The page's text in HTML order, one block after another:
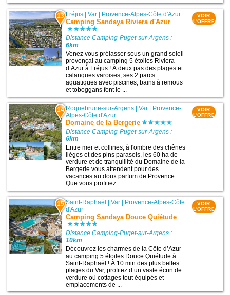
13 Fréjus |Var Provence-Alpes-Côte d'Azur
Camping Sandaya Riviera d'Azur
Distance Camping-Puget-sur-Argens :
6km
Venez vous prélasser sous un grand soleil
provençal au camping 5 étoiles Riviera
d’Azur à Fréjus ! À deux pas des plages et
calanques varoises, ses 2 parcs
aquatiques avec piscines, bains à remous
et toboggans font le ...
VOIR
L'OFFRE
14 Roquebrune-sur-Argens |Var
Provence-
Alpes-Côte d'Azur
Domaine de la Bergerie
Distance Camping-Puget-sur-Argens :
6km
Entre mer et collines, à l'ombre des chênes
lièges et des pins parasols, les 60 ha de
verdure et de tranquillité du Domaine de la
Bergerie vous attendent pour des
vacances au doux parfum de Provence.
Que vous profitiez ...
VOIR
L'OFFRE
15 Saint-Raphaël |Var | Provence-Alpes-Côte
d'Azur
Camping Sandaya Douce Quiétude
Distance Camping-Puget-sur-Argens :
10km
Découvrez les charmes de la Côte d’Azur
au camping 5 étoiles Douce Quiétude à
Saint-Raphaël ! À 10 min des plus belles
plages du Var, profitez d’un vaste écrin de
verdure où cottages tout équipés et
emplacements de ...
VOIR
L'OFFRE